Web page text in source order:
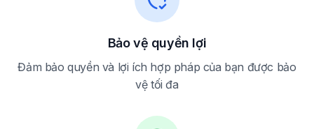
Bảo vệ quyền lợi
Đảm bảo quyền và lợi ích hợp pháp của bạn được bảo
vệ tối đa